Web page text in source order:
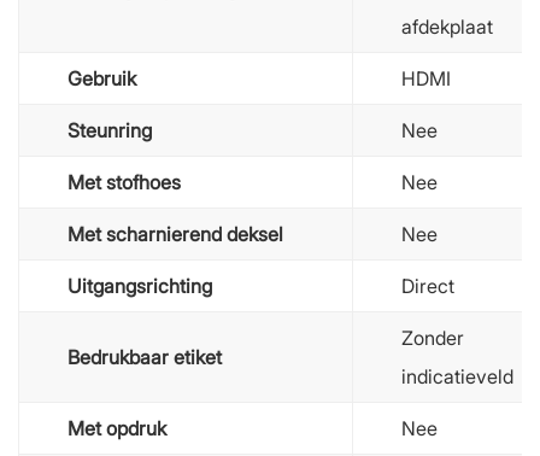
afdekplaat
Gebruik HDMI
Steunring Nee
Met stofhoes Nee
Met scharnierend deksel Nee
Uitgangsrichting Direct
Bedrukbaar etiket
Zonder
indicatieveld
Met opdruk Nee